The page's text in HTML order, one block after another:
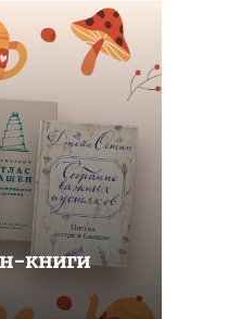
книги